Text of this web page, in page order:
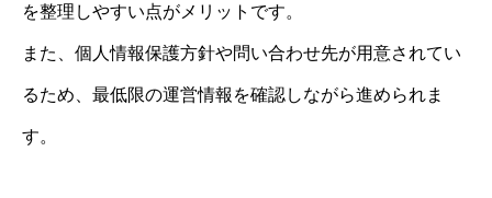
を整理しやすい点がメリットです。
また、個人情報保護方針や問い合わせ先が用意されてい
るため、最低限の運営情報を確認しながら進められま
す。